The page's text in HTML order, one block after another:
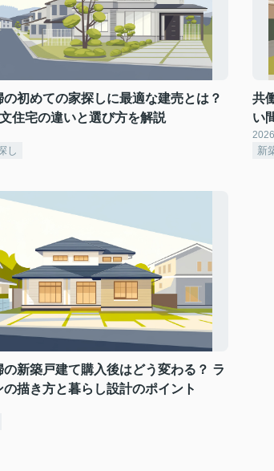
初めての家探しに最適な建売とは？
住宅の違いと選び方を解説
し
共
い
新
の新築戸建て購入後はどう変わる？ ラ
の描き方と暮らし設計のポイント